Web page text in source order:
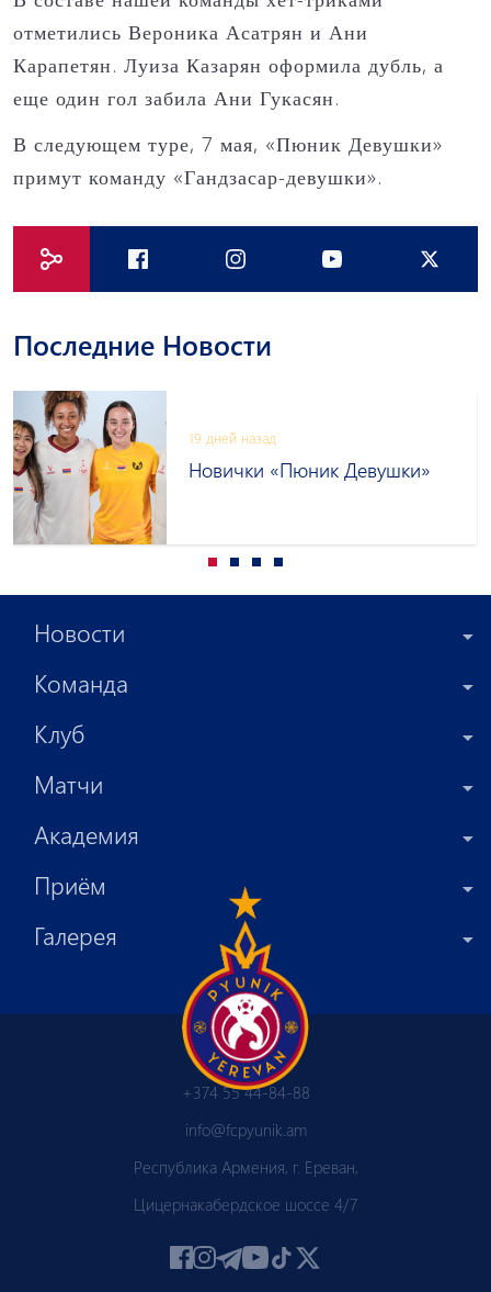
отметились Вероника Асатрян и Ани
Карапетян. Луиза Казарян оформила дубль, а
еще один гол забила Ани Гукасян.
В следующем туре, 7 мая, «Пюник Девушки»
примут команду «Гандзасар-девушки».
Последние Новости
19 дней назад
Новички «Пюник Девушки»
Новости
Команда
Клуб
Матчи
Академия
Приём
Галерея
+374 55 44-84-88
info@fcpyunik.am
Республика Армения, г. Ереван,
Цицернакабердское шоссе 4/7